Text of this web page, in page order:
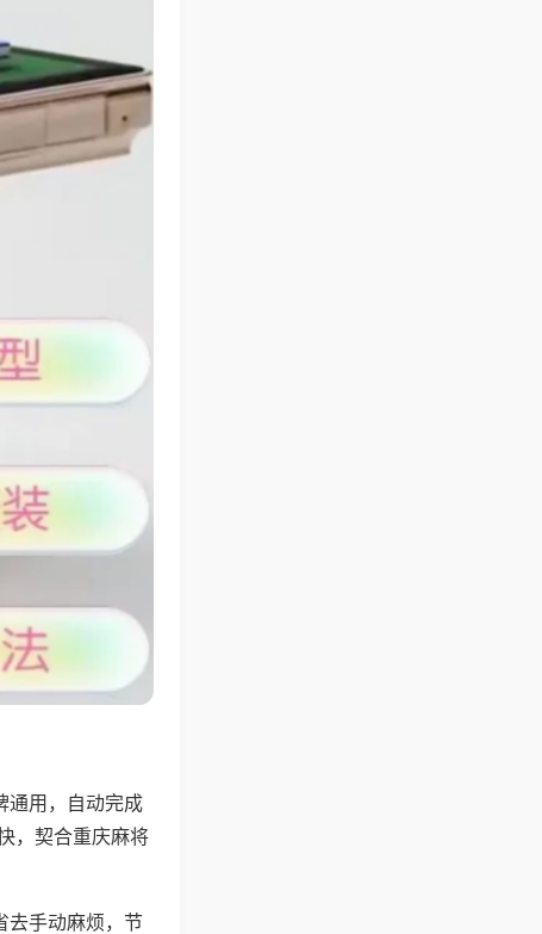
通用，自动完成
，契合重庆麻将
去手动麻烦，节